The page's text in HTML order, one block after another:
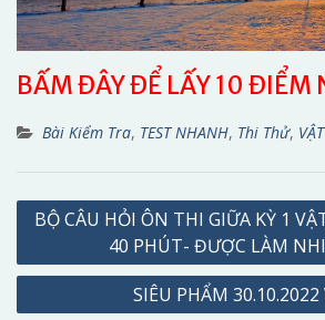
BẤM ĐÂY ĐỂ LẤY 10 ĐIỂM
Bài Kiểm Tra, TEST NHANH, Thi Thử,
Điều
hướng
bài
viết
BỘ CÂU HỎI ÔN THI GIỮA KỲ 1
40 PHÚT- ĐƯỢC LÀM
SIÊU PHẨM 30.10.2022